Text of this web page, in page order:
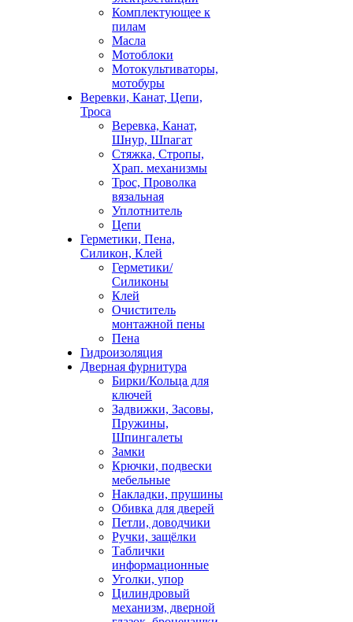
Комплектующее к
пилам
Масла
Мотоблоки
Мотокультиваторы,
мотобуры
Веревки, Канат, Цепи,
Троса
Веревка, Канат,
Шнур, Шпагат
Стяжка, Стропы,
Храп. механизмы
Трос, Проволка
вязальная
Уплотнитель
Цепи
Герметики, Пена,
Силикон, Клей
Герметики/
Силиконы
Клей
Очиститель
монтажной пены
Пена
Гидроизоляция
Дверная фурнитура
Бирки/Кольца для
ключей
Задвижки, Засовы,
Пружины,
Шпингалеты
Замки
Крючки, подвески
мебельные
Накладки, прушины
Обивка для дверей
Петли, доводчики
Ручки, защёлки
Таблички
информационные
Уголки, упор
Цилиндровый
механизм, дверной